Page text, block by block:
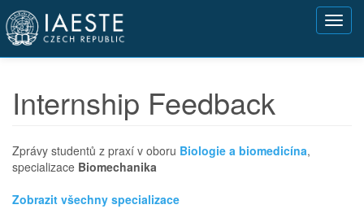
Přejít
hlavnímu
obsahu
Internship Feedback
Zprávy studentů z praxí v oboru Biologie a biomedicína,
specializace Biomechanika
Zobrazit všechny specializace